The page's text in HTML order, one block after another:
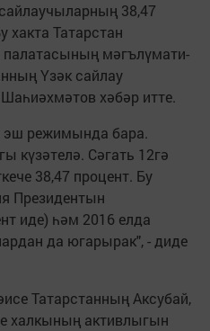
38,47
хакта Татарстан
мәгълүмати-
Үзәк сайлау
хәбәр итте.
эш режимында бара.
күзәтелә. Сәгать 12гә
38,47 процент. Бу
Президентын
иде) һәм 2016 елда
да югарырак", - диде
Татарстанның Аксубай,
халкының активлыгын